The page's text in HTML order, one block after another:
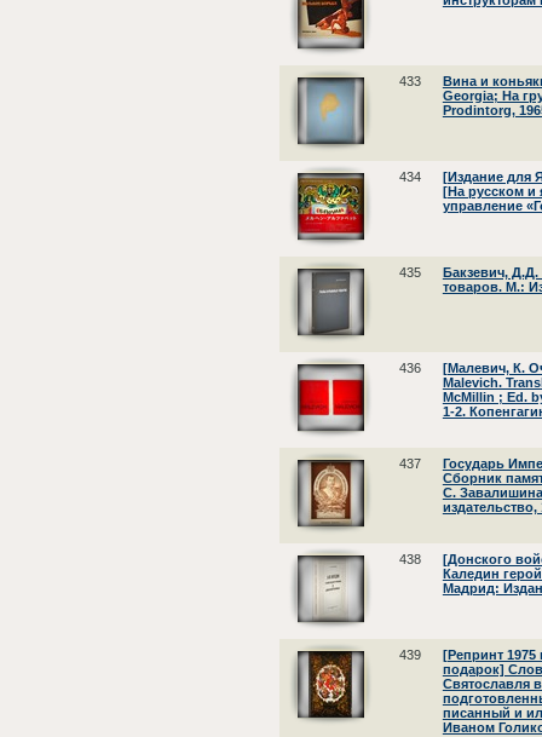
433
Вина и
Georgia; На
Prodintorg,
434
[Издание для
[На русском и
управление
435
Бакзевич,
товаров. М.:
436
[Малевич, К.
Malevich.
McMillin ; Ed.
1-2.
437
Государь
Сборник
С.
издательство,
438
[Донского
Каледин
Мадрид:
439
[Репринт
подарок]
Святославля
писанный и
Иваном